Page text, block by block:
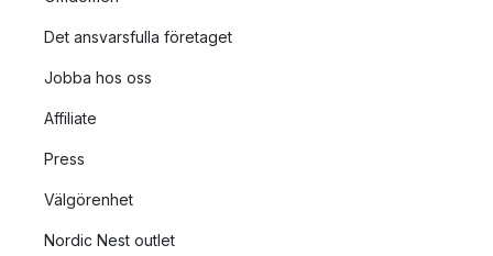
Det ansvarsfulla företaget
Jobba hos oss
Affiliate
Press
Välgörenhet
Nordic Nest outlet